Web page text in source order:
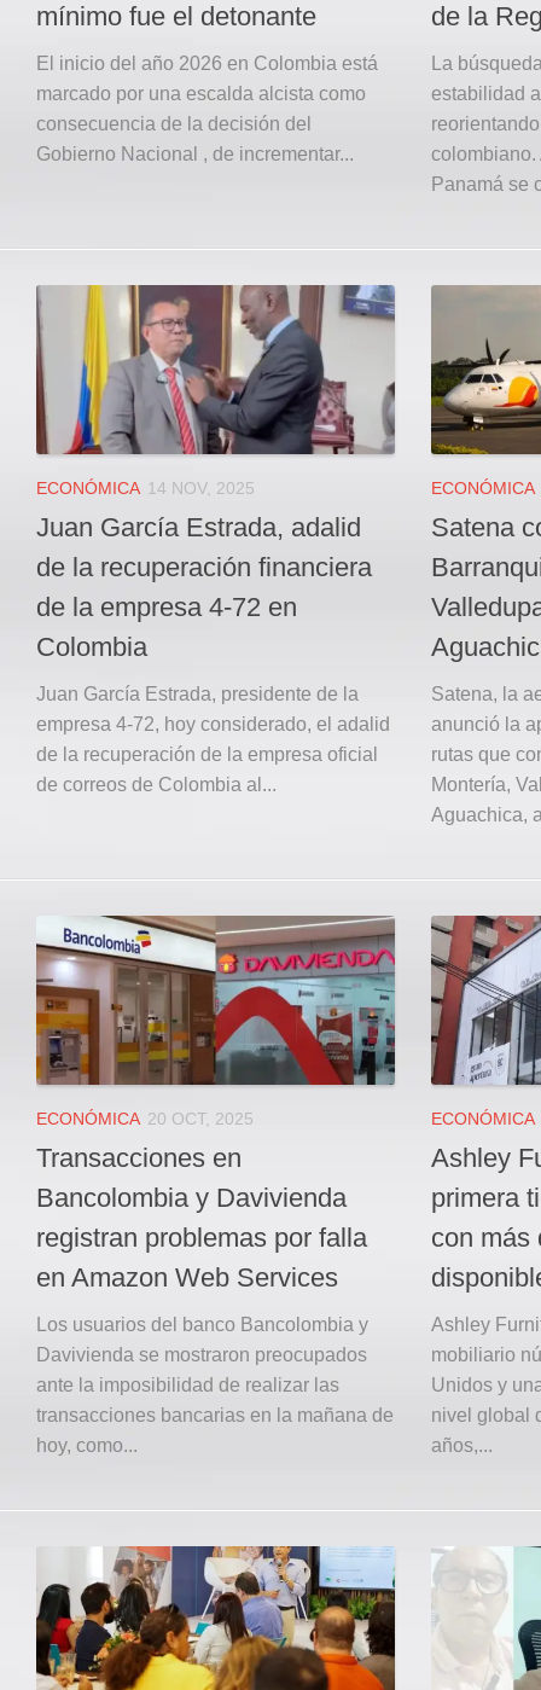
mínimo fue el detonante
El inicio del año 2026 en Colombia está
marcado por una escalda alcista como
consecuencia de la decisión del
Gobierno Nacional , de incrementar...
de la
La
estabilidad
Panamá se
ECONÓMICA 14 NOV, 2025
Juan García Estrada, adalid
de la recuperación financiera
de la empresa 4-72 en
Colombia
Juan García Estrada, presidente de la
empresa 4-72, hoy considerado, el adalid
de la recuperación de la empresa oficial
de correos de Colombia al...
ECONÓMICA
Satena
Satena, la
anunció la
rutas que
Montería,
Aguachica,
ECONÓMICA 20 OCT, 2025
Transacciones en
Bancolombia y Davivienda
registran problemas por falla
en Amazon Web Services
Los usuarios del banco Bancolombia y
Davivienda se mostraron preocupados
ante la imposibilidad de realizar las
transacciones bancarias en la mañana de
hoy, como...
ECONÓMICA
Ashley
primera
con más
Ashley
mobiliario
Unidos y
nivel global
años,...